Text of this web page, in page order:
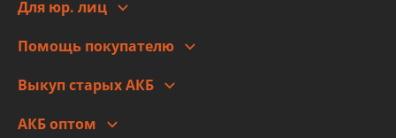
Новости
Правовая информация
Для юр. лиц
Помощь покупателю
Оплата
Гарантии и возврат
Выкуп старых АКБ
АКБ оптом